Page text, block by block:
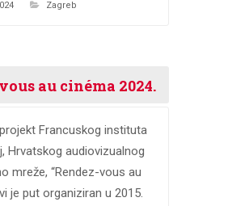
Zagreb
au cinéma 2024.
Francuskog instituta
Hrvatskog audiovizualnog
mreže, “Rendez-vous au
je put organiziran u 2015.